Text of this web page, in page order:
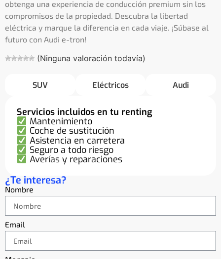
obtenga una experiencia de conducción premium sin los
compromisos de la propiedad. Descubra la libertad
eléctrica y marque la diferencia en cada viaje. ¡Súbase al
futuro con Audi e-tron!
(Ninguna valoración todavía)
SUV Eléctricos Audi
Servicios incluidos en tu renting
Mantenimiento
Coche de sustitución
Asistencia en carretera
Seguro a todo riesgo
Averías y reparaciones
¿Te interesa?
Nombre
Email